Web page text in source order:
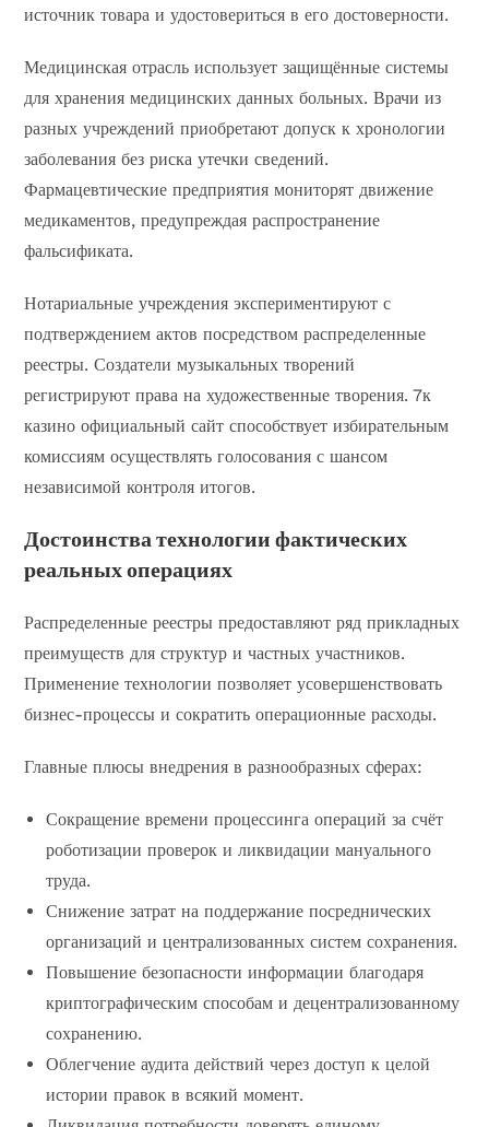
источник товара и удостовериться в его достоверности.
Медицинская отрасль использует защищённые системы
для хранения медицинских данных больных. Врачи из
разных учреждений приобретают допуск к хронологии
заболевания без риска утечки сведений.
Фармацевтические предприятия мониторят движение
медикаментов, предупреждая распространение
фальсификата.
Нотариальные учреждения экспериментируют с
подтверждением актов посредством распределенные
реестры. Создатели музыкальных творений
регистрируют права на художественные творения. 7к
казино официальный сайт способствует избирательным
комиссиям осуществлять голосования с шансом
независимой контроля итогов.
Достоинства технологии фактических
реальных операциях
Распределенные реестры предоставляют ряд прикладных
преимуществ для структур и частных участников.
Применение технологии позволяет усовершенствовать
бизнес-процессы и сократить операционные расходы.
Главные плюсы внедрения в разнообразных сферах:
Сокращение времени процессинга операций за счёт
роботизации проверок и ликвидации мануального
труда.
Снижение затрат на поддержание посреднических
организаций и централизованных систем сохранения.
Повышение безопасности информации благодаря
криптографическим способам и децентрализованному
сохранению.
Облегчение аудита действий через доступ к целой
истории правок в всякий момент.